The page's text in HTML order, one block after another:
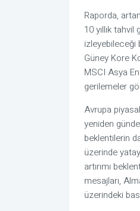
Raporda,
10 yıllık
izleyebileceği
Güney Kore
MSCI Asya
gerilemeler
Avrupa
yeniden
beklentilerin
üzerinde
artırımı
mesajları,
üzerindeki